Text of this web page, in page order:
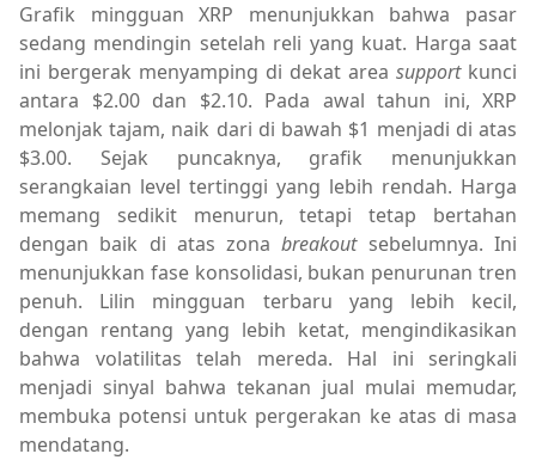
Grafik mingguan XRP menunjukkan bahwa pasar
sedang mendingin setelah reli yang kuat. Harga saat
ini bergerak menyamping di dekat area supportkunci
antara $2.00 dan $2.10. Pada awal tahun ini, XRP
melonjak tajam, naik dari di bawah $1 menjadi di atas
$3.00. Sejak puncaknya, grafik menunjukkan
serangkaian level tertinggi yang lebih rendah. Harga
memang sedikit menurun, tetapi tetap bertahan
dengan baik di atas zonabreakoutsebelumnya. Ini
menunjukkan fase konsolidasi, bukan penurunan tren
penuh. Lilin mingguan terbaru yang lebih kecil,
dengan rentang yang lebih ketat, mengindikasikan
bahwa volatilitas telah mereda. Hal ini seringkali
menjadi sinyal bahwa tekanan jual mulai memudar,
membuka potensi untuk pergerakan ke atas di masa
mendatang.